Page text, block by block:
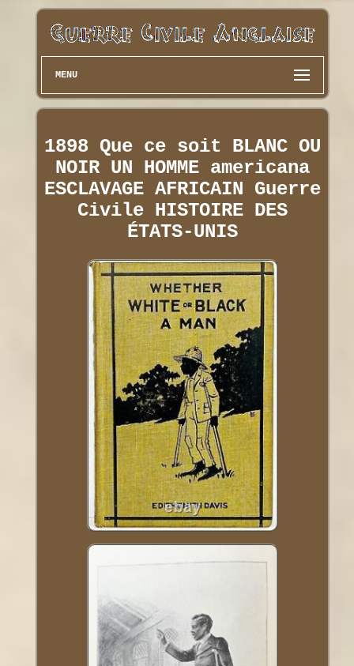
MENU
1898 Que ce soit BLANC OU
NOIR UN HOMME americana
ESCLAVAGE AFRICAIN Guerre
Civile HISTOIRE DES
ÉTATS-UNIS